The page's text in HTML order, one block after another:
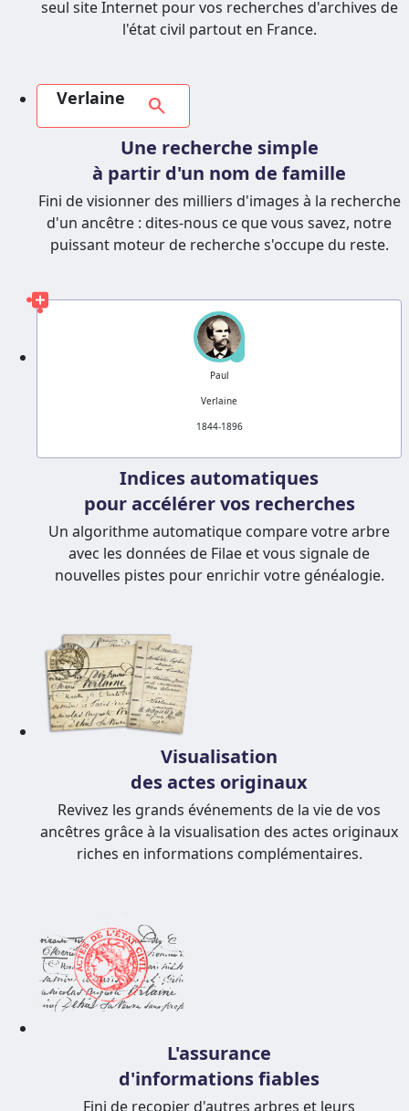
seul site Internet pour vos recherches d'archives de
l'état civil partout en France.
Verlaine search
Une recherche simple
à partir d'un nom de famille
Fini de visionner des milliers d'images à la recherche
d'un ancêtre : dites-nous ce que vous savez, notre
puissant moteur de recherche s'occupe du reste.
?
Paul
Verlaine
1844-1896
Indices automatiques
pour accélérer vos recherches
Un algorithme automatique compare votre arbre
avec les données de Filae et vous signale de
nouvelles pistes pour enrichir votre généalogie.
Visualisation
des actes originaux
Revivez les grands événements de la vie de vos
ancêtres grâce à la visualisation des actes originaux
riches en informations complémentaires.
L'assurance
d'informations fiables
Fini de recopier d'autres arbres et leurs